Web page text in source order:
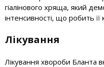
гіалінового хряща, який
інтенсивності, що робить
Лікування
Лікування хвороби Бланта